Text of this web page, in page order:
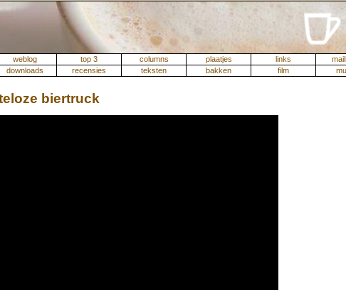
weblog top 3 columns plaatjes links
downloads
recensies teksten bakken film
biertruck